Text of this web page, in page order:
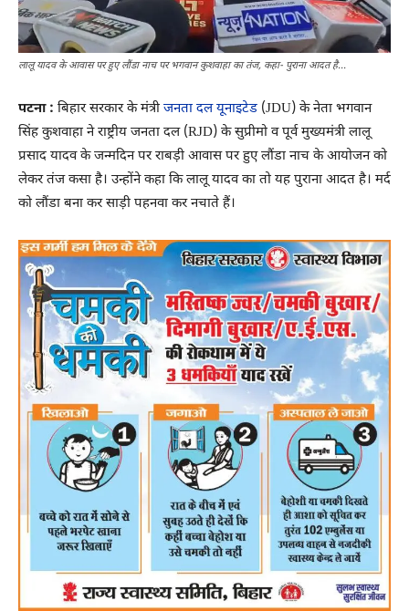
लालू यादव के आवास पर हुए लौंडा नाच पर भगवान कुशवाहा का तंज, कहा- पुराना आदत है...
पटना : बिहार सरकार के मंत्री जनता दल यूनाइटेड (JDU) के नेता भगवान
सिंह कुशवाहा ने राष्ट्रीय जनता दल (RJD) के सुप्रीमो व पूर्व मुख्यमंत्री लालू
प्रसाद यादव के जन्मदिन पर राबड़ी आवास पर हुए लौंडा नाच के आयोजन को
लेकर तंज कसा है। उन्होंने कहा कि लालू यादव का तो यह पुराना आदत है। मर्द
को लौंडा बना कर साड़ी पहनवा कर नचाते हैं।